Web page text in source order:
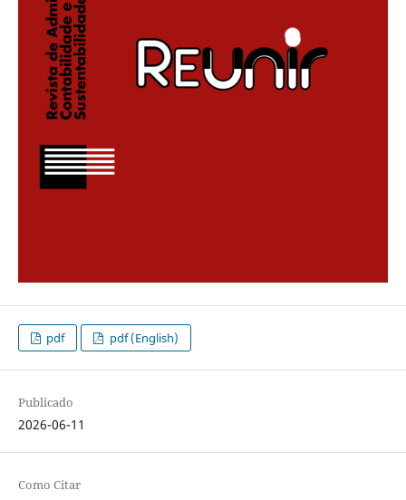
pdf pdf (English)
Publicado
2026-06-11
Como Citar